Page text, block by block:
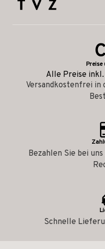
Preise
Alle Preise
Versandkostenfrei in
Bezahlen Sie bei
Schnelle